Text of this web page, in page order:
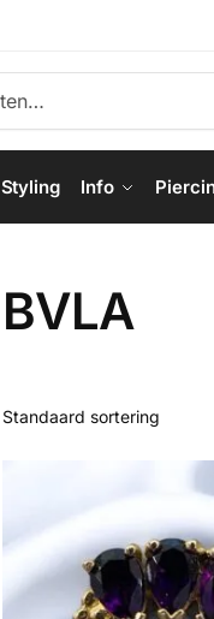
Styling Info
BVLA